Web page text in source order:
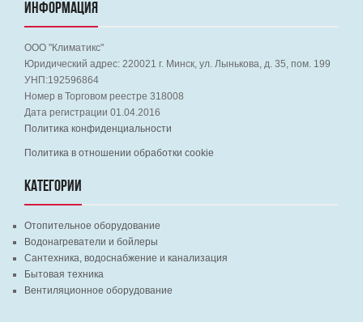
ИНФОРМАЦИЯ
ООО "Климатикс"
Юридический адрес: 220021 г. Минск, ул. Лынькова, д. 35, пом. 199
УНП:192596864
Номер в Торговом реестре 318008
Дата регистрации 01.04.2016
Политика конфиденциальности
Политика в отношении обработки cookie
КАТЕГОРИИ
Отопительное оборудование
Водонагреватели и бойлеры
Сантехника, водоснабжение и канализация
Бытовая техника
Вентиляционное оборудование